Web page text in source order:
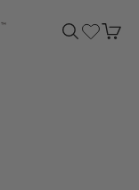
検索を開く
カー